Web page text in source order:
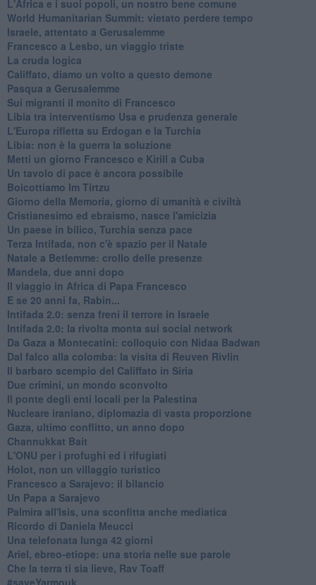
L'Africa e i suoi popoli, un nostro bene comune
World Humanitarian Summit: vietato perdere tempo
Israele, attentato a Gerusalemme
Francesco a Lesbo, un viaggio triste
La cruda logica
Califfato, diamo un volto a questo demone
Pasqua a Gerusalemme
Sui migranti il monito di Francesco
Libia tra interventismo Usa e prudenza generale
L'Europa rifletta su Erdogan e la Turchia
Libia: non è la guerra la soluzione
Metti un giorno Francesco e Kirill a Cuba
Un tavolo di pace è ancora possibile
Boicottiamo Im Tirtzu
Giorno della Memoria, giorno di umanità e civiltà
Cristianesimo ed ebraismo, nasce l'amicizia
Un paese in bilico, Turchia senza pace
Terza Intifada, non c'è spazio per il Natale
Natale a Betlemme: crollo delle presenze
Mandela, due anni dopo
Il viaggio in Africa di Papa Francesco
E se 20 anni fa, Rabin...
Intifada 2.0: senza freni il terrore in Israele
Intifada 2.0: la rivolta monta sui social network
Da Gaza a Montecatini: colloquio con Nidaa Badwan
Dal falco alla colomba: la visita di Reuven Rivlin
Il barbaro scempio del Califfato in Siria
Due crimini, un mondo sconvolto
Il ponte degli enti locali per la Palestina
Nucleare iraniano, diplomazia di vasta proporzione
Gaza, ultimo conflitto, un anno dopo
Channukkat Bait
L'ONU per i profughi ed i rifugiati
Holot, non un villaggio turistico
Francesco a Sarajevo: il bilancio
Un Papa a Sarajevo
Palmira all'Isis, una sconfitta anche mediatica
Ricordo di Daniela Meucci
​Una telefonata lunga 42 giorni
​Ariel, ebreo-etiope: una storia nelle sue parole
Che la terra ti sia lieve, Rav Toaff
​#saveYarmouk